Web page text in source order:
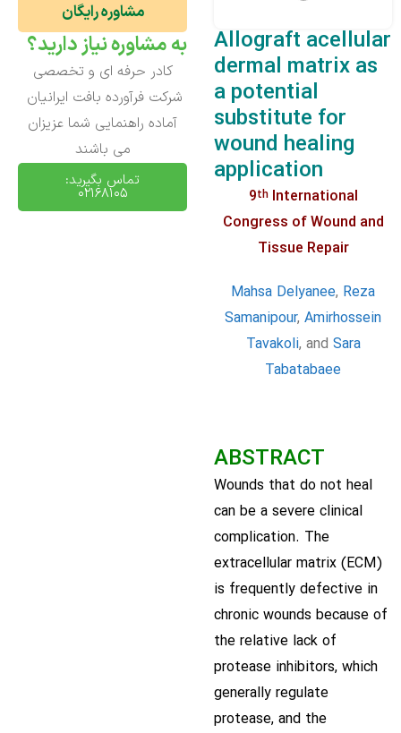
Allograft acellular
dermal matrix as
a potential
substitute for
wound healing
application
9thInternational
Congress of Wound and
Tissue Repair
Mahsa Delyanee, Reza
Samanipour,Amirhossein
Tavakoli, and Sara
Tabatabaee
ABSTRACT
Wounds that do not heal
can be a severe clinical
complication. The
extracellular matrix (ECM)
is frequently defective in
chronic wounds because of
the relative lack of
protease inhibitors, which
generally regulate
protease, and the
مشاوره رایگان
به مشاوره نیاز دارید؟
کادر حرفه ای و تخصصی
شرکت فرآورده بافت ایرانیان
آماده راهنمایی شما عزیزان
می باشند
تماس بگیرید:
02168105